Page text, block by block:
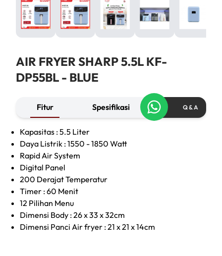
AIR FRYER SHARP 5.5L KF-
DP55BL - BLUE
Fitur Spesifikasi Q & A
Kapasitas : 5.5 Liter
Daya Listrik : 1550 - 1850 Watt
Rapid Air System
Digital Panel
200 Derajat Temperatur
Timer : 60 Menit
12 Pilihan Menu
Dimensi Body : 26 x 33 x 32cm
Dimensi Panci Air fryer : 21 x 21 x 14cm